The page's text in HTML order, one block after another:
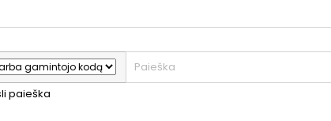
paieška